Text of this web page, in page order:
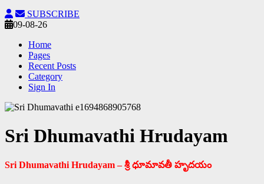
Enter)SUBSCRIBE
09-08-26
Home
Pages
Recent Posts
Category
Sign In
Sri Dhumavathi Hrudayam
Sri Dhumavathi Hrudayam – శ్రీ ధూమావతీ హృదయం